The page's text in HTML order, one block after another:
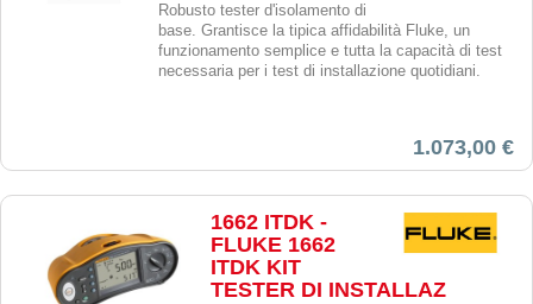
Robusto tester d'isolamento di
base. Grantisce la tipica affidabilità Fluke, un
funzionamento semplice e tutta la capacità di test
necessaria per i test di installazione quotidiani.
1.073,00 €
1662 ITDK -
FLUKE 1662
ITDK KIT
TESTER DI INSTALLAZ